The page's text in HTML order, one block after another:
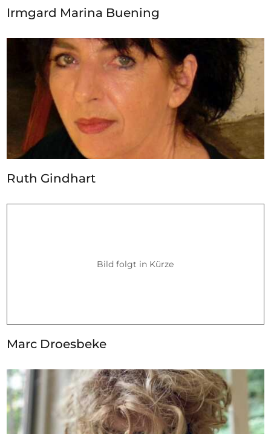
Irmgard Marina Buening
Ruth Gindhart
Bild folgt in Kürze
Marc Droesbeke